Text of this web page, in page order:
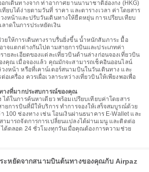
อกเดินทางจาก ท่าอากาศยานนานาชาติฮ่องกง (HKG)
ทียบได้ง่ายตามวันที่ ราคา และตารางเวลา ค่าโดยสาร
งหน้าและปรับวันเดินทางให้ยืดหยุ่น การเปรียบเทียบ
าดในการประหยัดเงิน
วยให้การเดินทางราบรื่นยิ่งขึ้น น้ำหนักสัมภาระ มื้อ
าจแตกต่างกันไปตามสายการบินและประเภทค่า
ายละเอียดของแต่ละเที่ยวบินด้านล่างก่อนจองเที่ยวบิน
งคุณ เมื่อจองแล้ว คุณมักจะสามารถเช็คอินออนไลน์
งหน้า หรือที่เคาน์เตอร์สนามบินในวันเดินทาง และ
เครื่อง ควรเผื่อเวลาระหว่างเที่ยวบินให้เพียงพอเพื่อ
างที่มากประสบการณ์ของคุณ
ได้ในการค้นหาเดียว พร้อมเปรียบเทียบค่าโดยสาร
ายการบินที่มีให้บริการ ทำการจองให้เสร็จสมบูรณ์ด้วย
100 ช่องทาง เช่น โอนเงินผ่านธนาคาร E-Wallet และ
มารถจัดการการเปลี่ยนแปลงได้ผ่านเมนู และติดต่อ
ด้ตลอด 24 ชั่วโมงทุกวันเมื่อคุณต้องการความช่วย
ะหยัดจากสนามบินต้นทางของคุณกับ Airpaz